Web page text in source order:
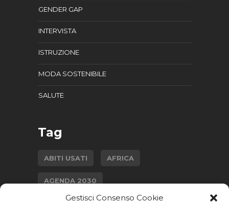
Gestisci Consenso Cookie
GENDER GAP
INTERVISTA
ISTRUZIONE
MODA SOSTENIBILE
SALUTE
Tag
ABITI USATI AFRICA
AGENDA 2030